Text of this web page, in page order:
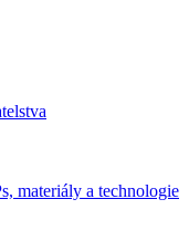
materiály a technologie